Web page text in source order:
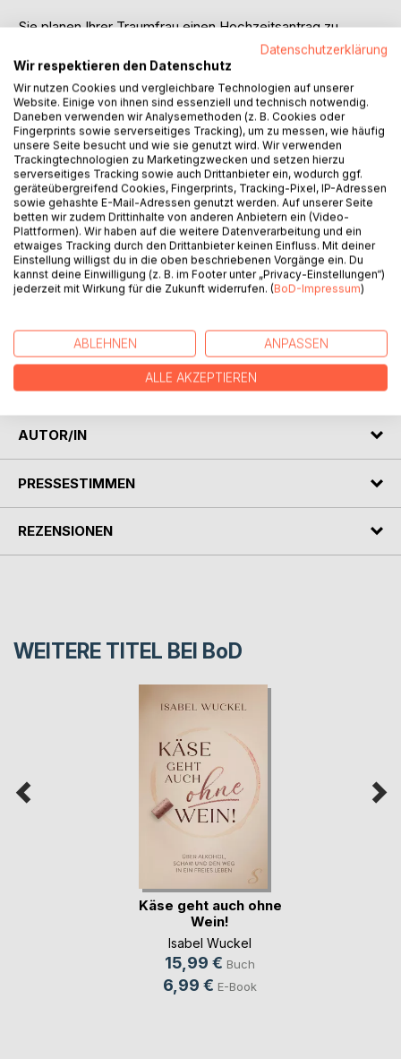
Sie planen Ihrer Traumfrau einen Hochzeitsantrag zu
machen? Dies ist nicht immer leicht, denn wo mache ich
denn eigentlich einen Antrag, der in Erinnerung bleibt? Wie
gehe ich das Thema geschickt an? Wann ist das Timing für
einen solchen Antrag perfekt, damit auch die Stimmung
passt? All diese Fragen werden in diesem Buch für kreative
Heiratsanträge mit zahlreichen Vorschlägen und Ideen
aufgelistet. Da ist sicher auch etwas für Sie dabei, egal
welches Budget und welchen zeitlichen Aufwand Sie für
Ihren Heiratsantrag geplant haben. Für jeden persönlichen
Anspruch sind in diesem kleinen kreativen Werk
Ideenimpulse integriert, welche nur einem wichtigen Ziel
folgen: Sie soll JA zu Ihrem Hochzeitsantrag sagen!
Vorbereitung, Besonderheit und Kreativität sind hierbei
nicht zu unterschätzen, also investieren Sie in eine gute und
Idee nicht immer viel Geld kosten, sondern einfach nur von
Herzen kommen und im besten Fall auch persönlich als
auch besonders sein. Ich drücke Ihnen die Daumen - Ihre
AUTOR/IN
PRESSESTIMMEN
REZENSIONEN
WEITERE TITEL BEI BoD
Käse geht auch ohne
Wein!
Isabel Wuckel
15,99 € Buch
6,99 € E-Book
Datenschutzerklärung
Wir respektieren den Datenschutz
Wir nutzen Cookies und vergleichbare Technologien auf unserer
Website. Einige von ihnen sind essenziell und technisch notwendig.
Daneben verwenden wir Analysemethoden (z. B. Cookies oder
Fingerprints sowie serverseitiges Tracking), um zu messen, wie häufig
unsere Seite besucht und wie sie genutzt wird. Wir verwenden
Trackingtechnologien zu Marketingzwecken und setzen hierzu
serverseitiges Tracking sowie auch Drittanbieter ein, wodurch ggf.
geräteübergreifend Cookies, Fingerprints, Tracking-Pixel, IP-Adressen
sowie gehashte E-Mail-Adressen genutzt werden. Auf unserer Seite
betten wir zudem Drittinhalte von anderen Anbietern ein (Video-
Plattformen). Wir haben auf die weitere Datenverarbeitung und ein
etwaiges Tracking durch den Drittanbieter keinen Einfluss. Mit deiner
Einstellung willigst du in die oben beschriebenen Vorgänge ein. Du
kannst deine Einwilligung (z. B. im Footer unter „Privacy-Einstellungen“)
jederzeit mit Wirkung für die Zukunft widerrufen. (BoD-Impressum)
ABLEHNEN ANPASSEN
ALLE AKZEPTIEREN